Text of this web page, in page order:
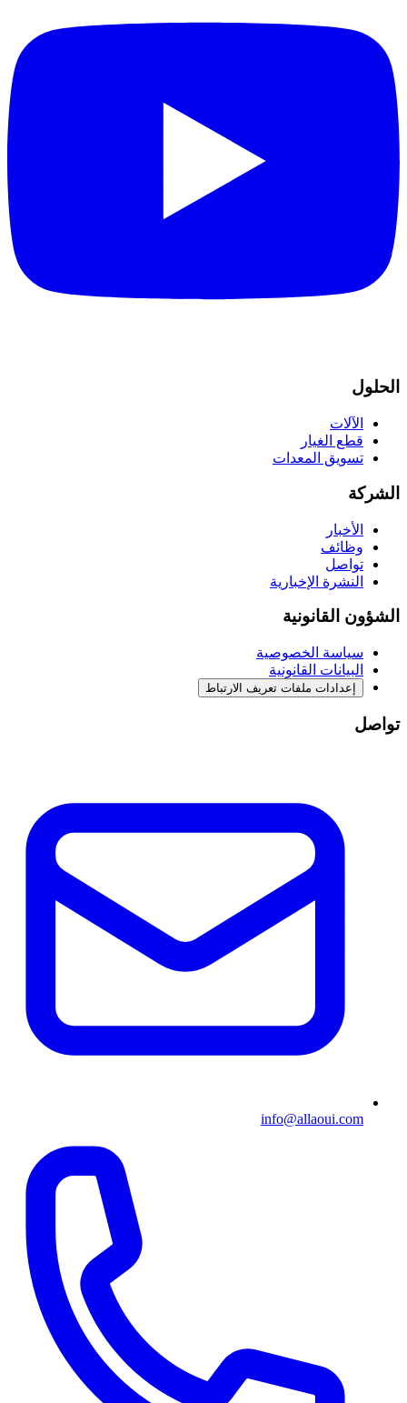
الحلول
الآلات
قطع الغيار
تسويق المعدات
الشركة
الأخبار
وظائف
تواصل
النشرة الإخبارية
الشؤون القانونية
سياسة الخصوصية
البيانات القانونية
إعدادات ملفات تعريف الارتباط
تواصل
info@allaoui.com